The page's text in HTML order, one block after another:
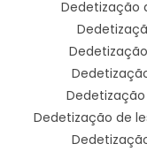
Dedetização
Dedetização de